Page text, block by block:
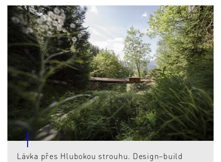
Lávka přes Hlubokou strouhu. Design–build